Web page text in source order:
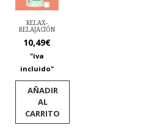
pueden
en
página
de
RELAX-
RELAJACIÓN
10,49€
"iva
incluido"
AÑADIR
AL
CARRITO